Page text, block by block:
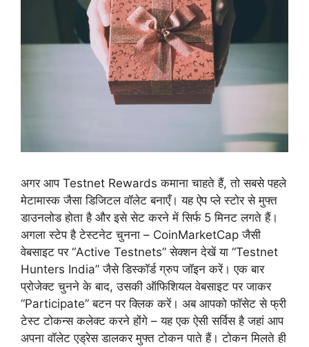
अगर आप Testnet Rewards कमाना चाहते हैं, तो सबसे पहले
मेटामास्क जैसा डिजिटल वॉलेट बनाएँ। यह ऐप प्ले स्टोर से मुफ्त
डाउनलोड होता है और इसे सेट करने में सिर्फ 5 मिनट लगते हैं।
अगला स्टेप है टेस्टनेट चुनना – CoinMarketCap जैसी
वेबसाइट पर “Active Testnets” सेक्शन देखें या “Testnet
Hunters India” जैसे डिस्कॉर्ड ग्रुप जॉइन करें। एक बार
प्रोजेक्ट चुनने के बाद, उसकी ऑफिशियल वेबसाइट पर जाकर
“Participate” बटन पर क्लिक करें। अब आपको फॉसेट से फ्री
टेस्ट टोकन्स कलेक्ट करने होंगे – यह एक ऐसी सर्विस है जहां आप
अपना वॉलेट एड्रेस डालकर मुफ्त टोकन पाते हैं। टोकन मिलते ही